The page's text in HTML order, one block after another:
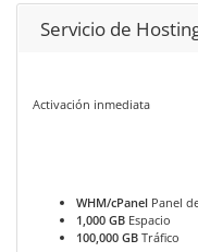
Servicio de
Activación inmediata
WHM/cPanel Panel
1,000 GB Espacio
100,000 GB Tráfico